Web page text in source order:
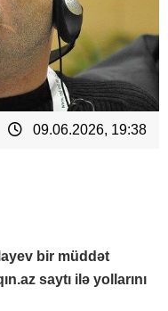
09.06.2026, 19:38
bir müddət
saytı ilə yollarını